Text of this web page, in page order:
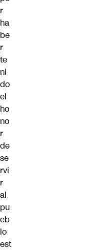
r
ha
be
r
te
ni
do
el
ho
no
r
de
se
rvi
r
al
pu
eb
lo
est